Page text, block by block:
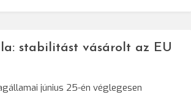
stabilitást vásárolt az EU
június 25-én véglegesen